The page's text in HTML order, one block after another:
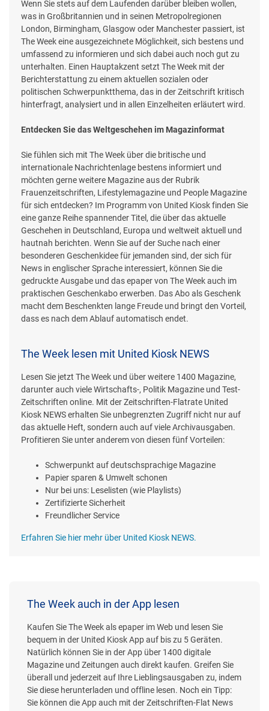
Wenn Sie stets auf dem Laufenden darüber bleiben wollen,
was in Großbritannien und in seinen Metropolregionen
London, Birmingham, Glasgow oder Manchester passiert, ist
The Week eine ausgezeichnete Möglichkeit, sich bestens und
umfassend zu informieren und sich dabei auch noch gut zu
unterhalten. Einen Hauptakzent setzt The Week mit der
Berichterstattung zu einem aktuellen sozialen oder
politischen Schwerpunktthema, das in der Zeitschrift kritisch
hinterfragt, analysiert und in allen Einzelheiten erläutert wird.
Entdecken Sie das Weltgeschehen im Magazinformat
Sie fühlen sich mit The Week über die britische und
internationale Nachrichtenlage bestens informiert und
möchten gerne weitere Magazine aus der Rubrik
Frauenzeitschriften, Lifestylemagazine und People Magazine
für sich entdecken? Im Programm von United Kiosk finden Sie
eine ganze Reihe spannender Titel, die über das aktuelle
Geschehen in Deutschland, Europa und weltweit aktuell und
hautnah berichten. Wenn Sie auf der Suche nach einer
besonderen Geschenkidee für jemanden sind, der sich für
News in englischer Sprache interessiert, können Sie die
gedruckte Ausgabe und das epaper von The Week auch im
praktischen Geschenkabo erwerben. Das Abo als Geschenk
macht dem Beschenkten lange Freude und bringt den Vorteil,
dass es nach dem Ablauf automatisch endet.
The Week lesen mit United Kiosk NEWS
Lesen Sie jetzt The Week und über weitere 1400 Magazine,
darunter auch viele Wirtschafts-, Politik Magazine und Test-
Zeitschriften online. Mit der Zeitschriften-Flatrate United
Kiosk NEWS erhalten Sie unbegrenzten Zugriff nicht nur auf
das aktuelle Heft, sondern auch auf viele Archivausgaben.
Profitieren Sie unter anderem von diesen fünf Vorteilen:
Schwerpunkt auf deutschsprachige Magazine
Papier sparen & Umwelt schonen
Nur bei uns: Leselisten (wie Playlists)
Zertifizierte Sicherheit
Freundlicher Service
Erfahren Sie hier mehr über United Kiosk NEWS.
The Week auch in der App lesen
Kaufen Sie The Week als epaper im Web und lesen Sie
bequem in der United Kiosk App auf bis zu 5 Geräten.
Natürlich können Sie in der App über 1400 digitale
Magazine und Zeitungen auch direkt kaufen. Greifen Sie
überall und jederzeit auf Ihre Lieblingsausgaben zu, indem
Sie diese herunterladen und offline lesen. Noch ein Tipp:
Sie können die App auch mit der Zeitschriften-Flat News